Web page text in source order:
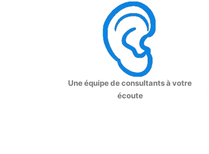
Une équipe de consultants à votre
écoute